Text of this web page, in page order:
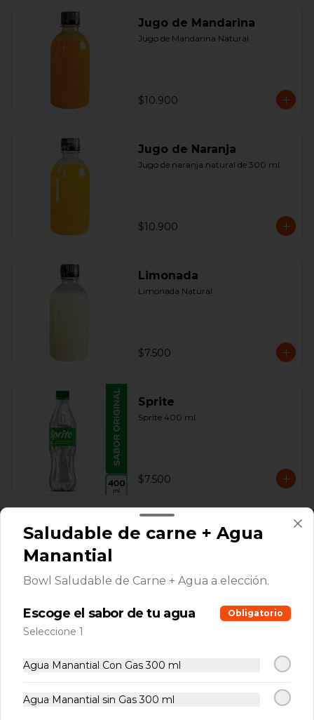
Jugo de Mandarina
Jugo de Mandarina Natural
$10.900
Jugo de Naranja
Jugo de naranja natural de 300 ml.
$10.900
Limonada
Limonada Natural.
$7.500
Sprite
Sprite 400 ml
$7.500
Conócenos
Contacto
Términos y Condiciones La Cuadra
Términos y condiciones
Saludable de carne + Agua
Manantial
Bowl Saludable de Carne + Agua a elección.
Escoge el sabor de tu agua Obligatorio
Seleccione 1
Agua Manantial Con Gas 300 ml
Agua Manantial sin Gas 300 ml